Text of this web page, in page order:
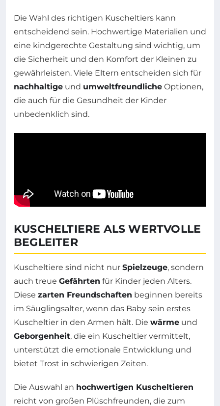
Die Wahl des richtigen Kuscheltiers kann
entscheidend sein. Hochwertige Materialien und
eine kindgerechte Gestaltung sind wichtig, um
die Sicherheit und den Komfort der Kleinen zu
gewährleisten. Viele Eltern entscheiden sich für
nachhaltige und umweltfreundliche Optionen,
die auch für die Gesundheit der Kinder
unbedenklich sind.
KUSCHELTIERE ALS WERTVOLLE
BEGLEITER
Kuscheltiere sind nicht nur Spielzeuge, sondern
auch treue Gefährten für Kinder jeden Alters.
Diese zarten Freundschaften beginnen bereits
im Säuglingsalter, wenn das Baby sein erstes
Kuscheltier in den Armen hält. Die wärme und
Geborgenheit, die ein Kuscheltier vermittelt,
unterstützt die emotionale Entwicklung und
bietet Trost in schwierigen Zeiten.
Die Auswahl an hochwertigen Kuscheltieren
reicht von großen Plüschfreunden, die zum